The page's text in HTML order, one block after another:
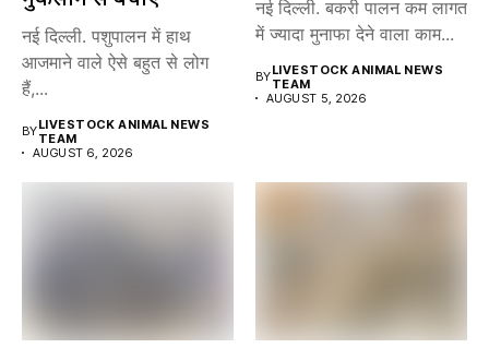
नई दिल्ली. पशुपालन में हाथ
आजमाने वाले ऐसे बहुत से लोग
हैं,...
BYLIVESTOCK ANIMAL NEWS
TEAM
AUGUST 6, 2026
नई दिल्ली. बकरी पालन कम लागत
में ज्यादा मुनाफा देने वाला काम...
BYLIVESTOCK ANIMAL NEWS
TEAM
AUGUST 5, 2026